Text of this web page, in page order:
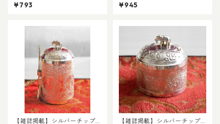
入【１００％天然香料使用】
¥793
５袋セット
¥945
【雑誌掲載】シルバーチップ
【雑誌掲載】シルバーチップ